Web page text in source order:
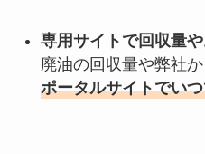
専用サイトで回収量
廃油の回収量や弊社
ポータルサイトでい